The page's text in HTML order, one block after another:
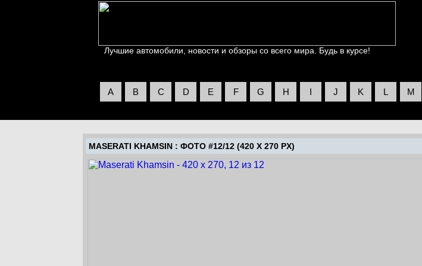
Лучшие автомобили, новости и обзоры со всего мира. Будь в курсе!
A B C D E F G H I J K L M
MASERATI KHAMSIN: ФОТО #12/12 (420 X 270 PX)